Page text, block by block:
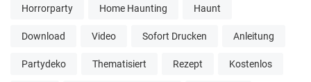
Horrorparty Home Haunting Haunt
Download Video Sofort Drucken Anleitung
Partydeko Thematisiert Rezept Kostenlos